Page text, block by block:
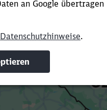
zu lange?